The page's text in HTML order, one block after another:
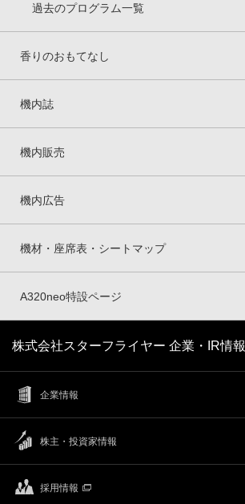
過去のプログラム一覧
香りのおもてなし
機内誌
機内販売
機内広告
機材・座席表・シートマップ
A320neo特設ページ
株式会社スターフライヤー 企業・IR情報
企業情報
株主・投資家情報
採用情報